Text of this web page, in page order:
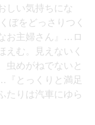
しい気持ちにな
ぼをどっさりつく
お主婦さん』…ロ
えむ。見えないく
虫めがねでないと
『とっくりと満足
たりは汽車にゆら